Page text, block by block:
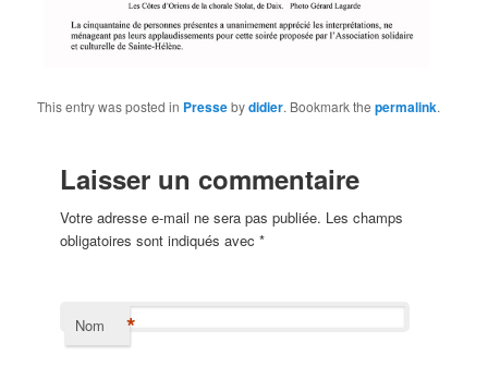
This entry was posted in Pressebydidier. Bookmark thepermalink.
Laisser un commentaire
Votre adresse e-mail ne sera pas publiée. Les champs
obligatoires sont indiqués avec*
Nom *